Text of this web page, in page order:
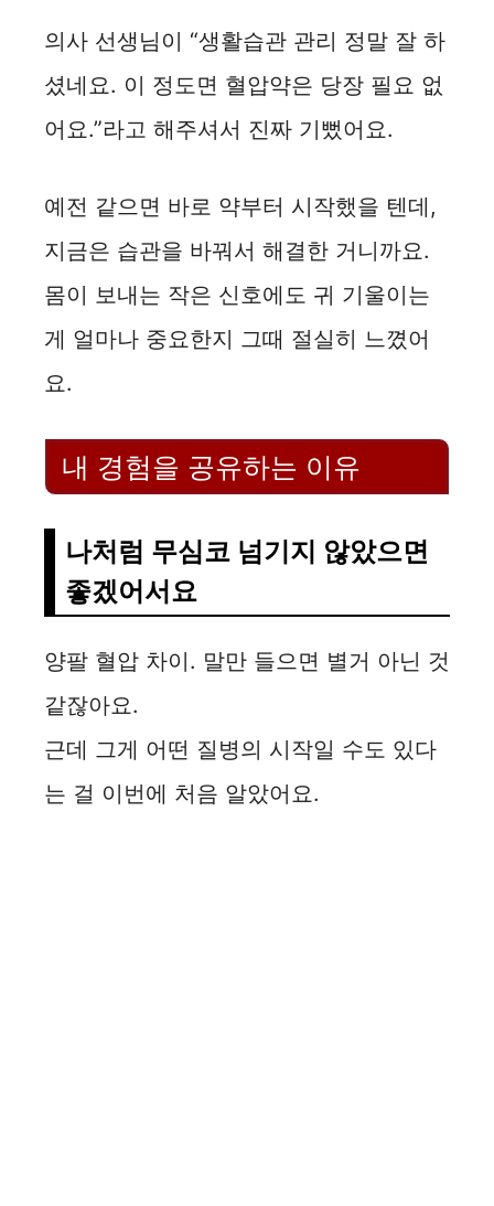
의사 선생님이 “생활습관 관리 정말 잘 하
셨네요. 이 정도면 혈압약은 당장 필요 없
어요.”라고 해주셔서 진짜 기뻤어요.
예전 같으면 바로 약부터 시작했을 텐데,
지금은 습관을 바꿔서 해결한 거니까요.
몸이 보내는 작은 신호에도 귀 기울이는
게 얼마나 중요한지 그때 절실히 느꼈어
요.
내 경험을 공유하는 이유
나처럼 무심코 넘기지 않았으면
좋겠어서요
양팔 혈압 차이. 말만 들으면 별거 아닌 것
같잖아요.
근데 그게 어떤 질병의 시작일 수도 있다
는 걸 이번에 처음 알았어요.